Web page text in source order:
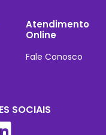
Atendimento
Online
Fale Conosco
SOCIAIS